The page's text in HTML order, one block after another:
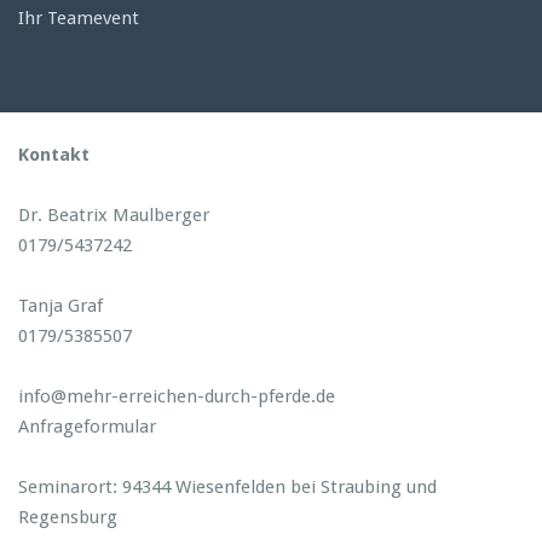
Ihr Teamevent
Kontakt
Dr. Beatrix Maulberger
0179/5437242
Tanja Graf
0179/5385507
info@mehr-erreichen-durch-pferde.de
Anfrageformular
Seminarort: 94344 Wiesenfelden bei Straubing und
Regensburg